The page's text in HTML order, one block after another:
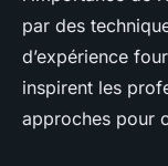
par des
d’expérience
inspirent les
approches pour